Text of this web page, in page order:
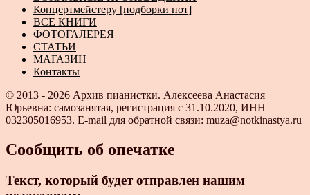
Концертмейстеру [подборки нот]
ВСЕ КНИГИ
ФОТОГАЛЕРЕЯ
СТАТЬИ
МАГАЗИН
Контакты
© 2013 - 2026 Архив пианистки. Алексеева Анастасия
Юрьевна: самозанятая, регистрация с 31.10.2020, ИНН
032305016953. E-mail для обратной связи: muza@notkinastya.ru
Сообщить об опечатке
Текст, который будет отправлен нашим